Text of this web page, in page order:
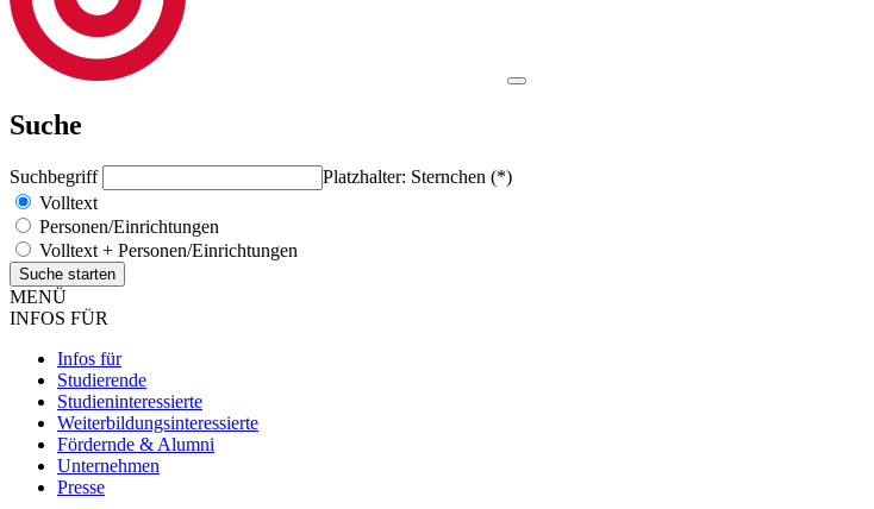
Suche
Suchbegriff
Platzhalter: Sternchen (*)
Volltext
Personen/Einrichtungen
Volltext + Personen/Einrichtungen
MENÜ
INFOS FÜR
Infos für
Studierende
Studieninteressierte
Weiterbildungsinteressierte
Fördernde & Alumni
Unternehmen
Presse